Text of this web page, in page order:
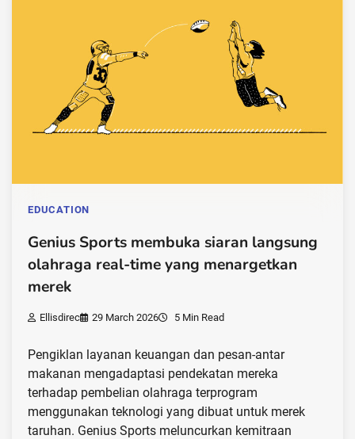
EDUCATION
Genius Sports membuka siaran langsung
olahraga real-time yang menargetkan
merek
Ellisdirec 29 March 2026 5 Min Read
Pengiklan layanan keuangan dan pesan-antar
makanan mengadaptasi pendekatan mereka
terhadap pembelian olahraga terprogram
menggunakan teknologi yang dibuat untuk merek
taruhan. Genius Sports meluncurkan kemitraan